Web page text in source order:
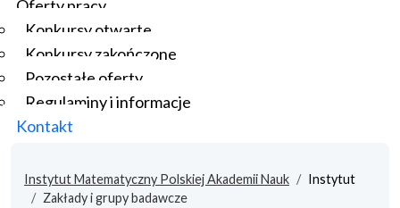
Oferty pracy
Konkursy otwarte
Konkursy zakończone
Pozostałe oferty
Regulaminy i informacje
Kontakt
Instytut Matematyczny Polskiej Akademii Nauk
Instytut
Zakłady i grupy badawcze